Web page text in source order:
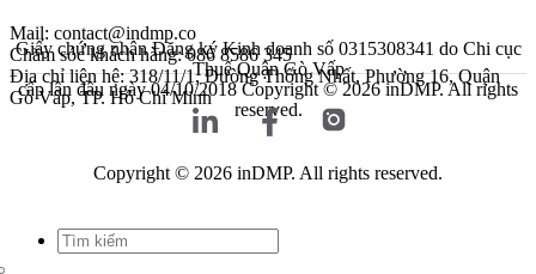
Mail: contact@indmp.co
Chăm sóc khách hàng: 086 8586 345
Địa chỉ liên hệ: 318/11/1, Đường Thống Nhất, Phường 16, Quận
Gò Vấp, TP. Hồ Chí Minh
Giấy chứng nhận Đăng ký Kinh doanh số 0315308341 do Chi cục
Thuế Quận Gò Vấp
cấp lần đầu ngày 04/10/2018Copyright © 2026 inDMP. All rights
reserved.
Copyright © 2026 inDMP. All rights reserved.